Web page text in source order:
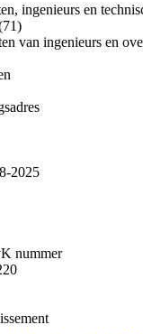
ingenieurs en
van ingenieurs en
2025
nummer